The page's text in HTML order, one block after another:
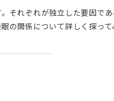
それぞれが独立した要因で
の関係について詳しく探って